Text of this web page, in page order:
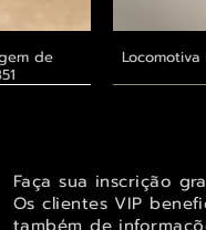
de
Faça sua inscrição
Os clientes VIP